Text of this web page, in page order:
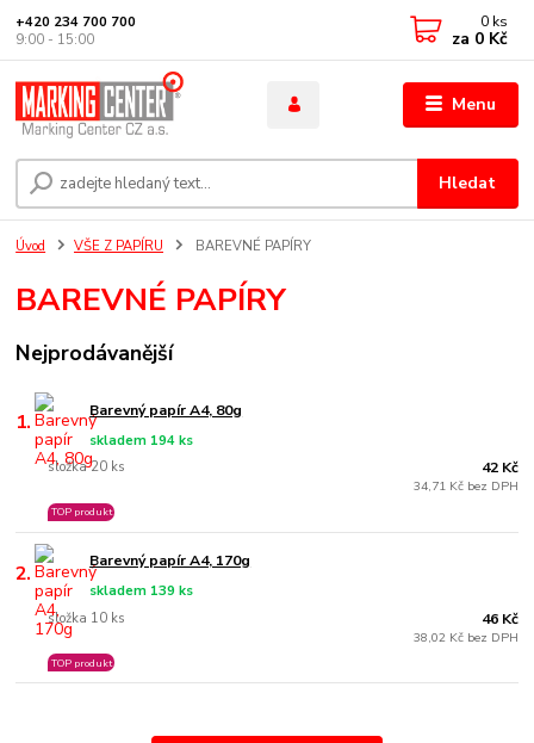
Menu
Hledat
+420 234 700 700
9:00 - 15:00
0 ks
za 0 Kč
Úvod VŠE Z PAPÍRU BAREVNÉ PAPÍRY
BAREVNÉ PAPÍRY
Nejprodávanější
1. Barevný papír A4, 80g
složka 20 ks
skladem 194 ks
TOP produkt
42 Kč
34,71 Kč bez DPH
2. Barevný papír A4, 170g
složka 10 ks
skladem 139 ks
TOP produkt
46 Kč
38,02 Kč bez DPH